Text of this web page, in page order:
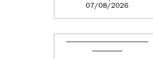
07/08/2026